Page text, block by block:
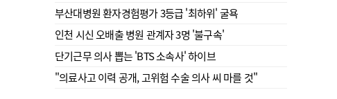
부산대병원 환자경험평가 3등급 '최하위' 굴욕
인천 시신 오배출 병원 관계자 3명 '불구속'
단기근무 의사 뽑는 'BTS 소속사' 하이브
"의료사고 이력 공개, 고위험 수술 의사 씨 마를 것"